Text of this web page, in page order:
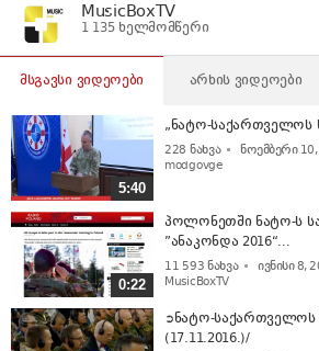
MusicBoxTV
1 135 ხელმომწერი
მსგავსი ვიდეოები არხის ვიდეოები
5:40
„ნატო-საქართველოს
228 ნახვა
ნოემბერი 10,
modgovge
0:22
პოლონეთში ნატო-ს
”ანაკონდა 2016“...
11 593 ნახვა
ივნისი 8,
MusicBoxTV
➲ნატო-საქართველოს
(17.11.2016.)/